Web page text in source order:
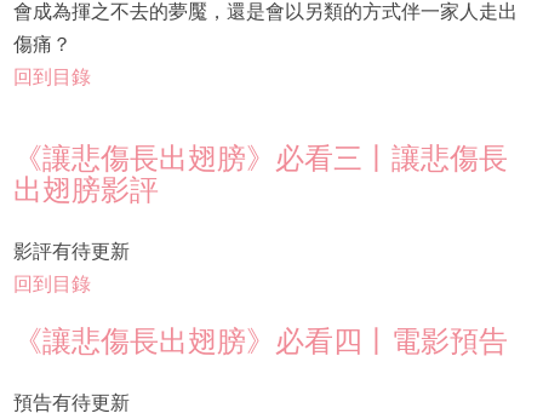
會成為揮之不去的夢魘，還是會以另類的方式伴一家人走出
傷痛？
回到目錄
《讓悲傷長出翅膀》必看三丨讓悲傷長
出翅膀影評
影評有待更新
回到目錄
《讓悲傷長出翅膀》必看四丨電影預告
預告有待更新